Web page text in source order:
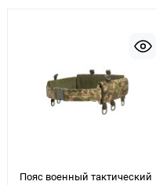
Пояс военный тактический